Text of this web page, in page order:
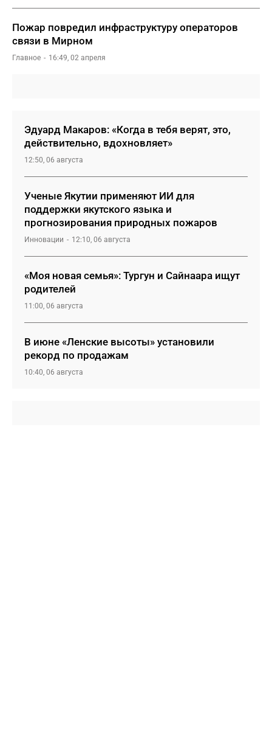
Пожар повредил инфраструктуру операторов
связи в Мирном
Главное 16:49, 02 апреля
Эдуард Макаров: «Когда в тебя верят, это,
действительно, вдохновляет»
12:50, 06 августа
Ученые Якутии применяют ИИ для
поддержки якутского языка и
прогнозирования природных пожаров
Инновации 12:10, 06 августа
«Моя новая семья»: Тургун и Сайнаара ищут
родителей
11:00, 06 августа
В июне «Ленские высоты» установили
рекорд по продажам
10:40, 06 августа